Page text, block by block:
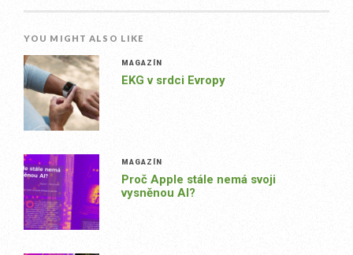
YOU MIGHT ALSO LIKE
MAGAZÍN
EKG v srdci Evropy
MAGAZÍN
Proč Apple stále nemá svoji
vysněnou AI?